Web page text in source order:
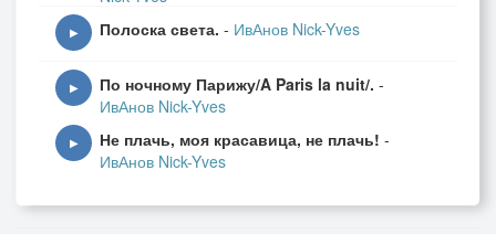
Неоконченный мотив...
Ла-ла-ла-ла-ла-ла-ла-а!
Припев:
▶ Полоска света. - ИвАнов Nick-Yves
▶ По ночному Парижу/A Paris la nuit/. -
ИвАнов Nick-Yves
▶ Не плачь, моя красавица, не плачь! -
ИвАнов Nick-Yves